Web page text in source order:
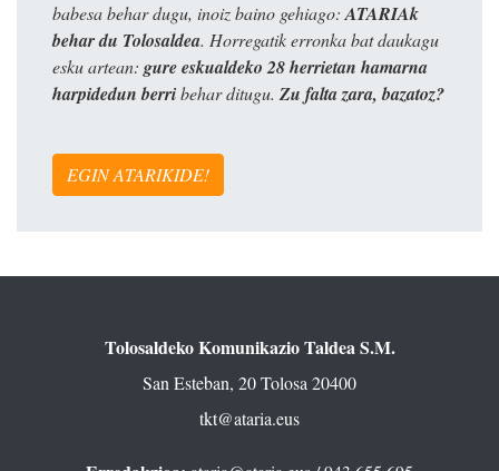
babesa behar dugu, inoiz baino gehiago: ATARIAk
behar du Tolosaldea. Horregatik erronka bat daukagu
esku artean: gure eskualdeko 28 herrietan hamarna
harpidedun berribehar ditugu. Zu falta zara, bazatoz?
EGIN ATARIKIDE!
Tolosaldeko Komunikazio Taldea S.M.
San Esteban, 20 Tolosa 20400
tkt@ataria.eus